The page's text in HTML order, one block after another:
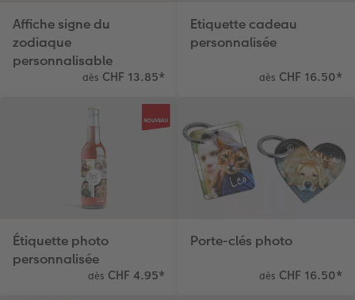
Affiche signe du
zodiaque
personnalisable
dès CHF 13.85*
Etiquette cadeau
personnalisée
dès CHF 16.50*
Étiquette photo
personnalisée
dès CHF 4.95*
Porte-clés photo
dès CHF 16.50*